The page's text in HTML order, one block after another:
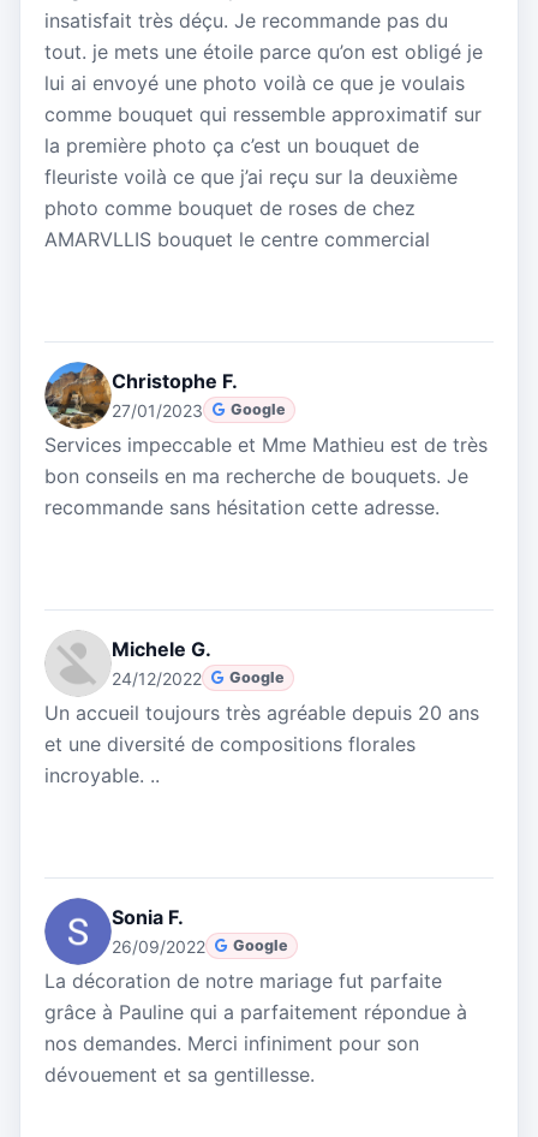
insatisfait très déçu. Je recommande pas du
tout. je mets une étoile parce qu’on est obligé je
lui ai envoyé une photo voilà ce que je voulais
comme bouquet qui ressemble approximatif sur
la première photo ça c’est un bouquet de
fleuriste voilà ce que j’ai reçu sur la deuxième
photo comme bouquet de roses de chez
AMARVLLIS bouquet le centre commercial
Christophe F.
27/01/2023 Google
Services impeccable et Mme Mathieu est de très
bon conseils en ma recherche de bouquets. Je
recommande sans hésitation cette adresse.
Michele G.
24/12/2022 Google
Un accueil toujours très agréable depuis 20 ans
et une diversité de compositions florales
incroyable. ..
Sonia F.
26/09/2022 Google
La décoration de notre mariage fut parfaite
grâce à Pauline qui a parfaitement répondue à
nos demandes. Merci infiniment pour son
dévouement et sa gentillesse.